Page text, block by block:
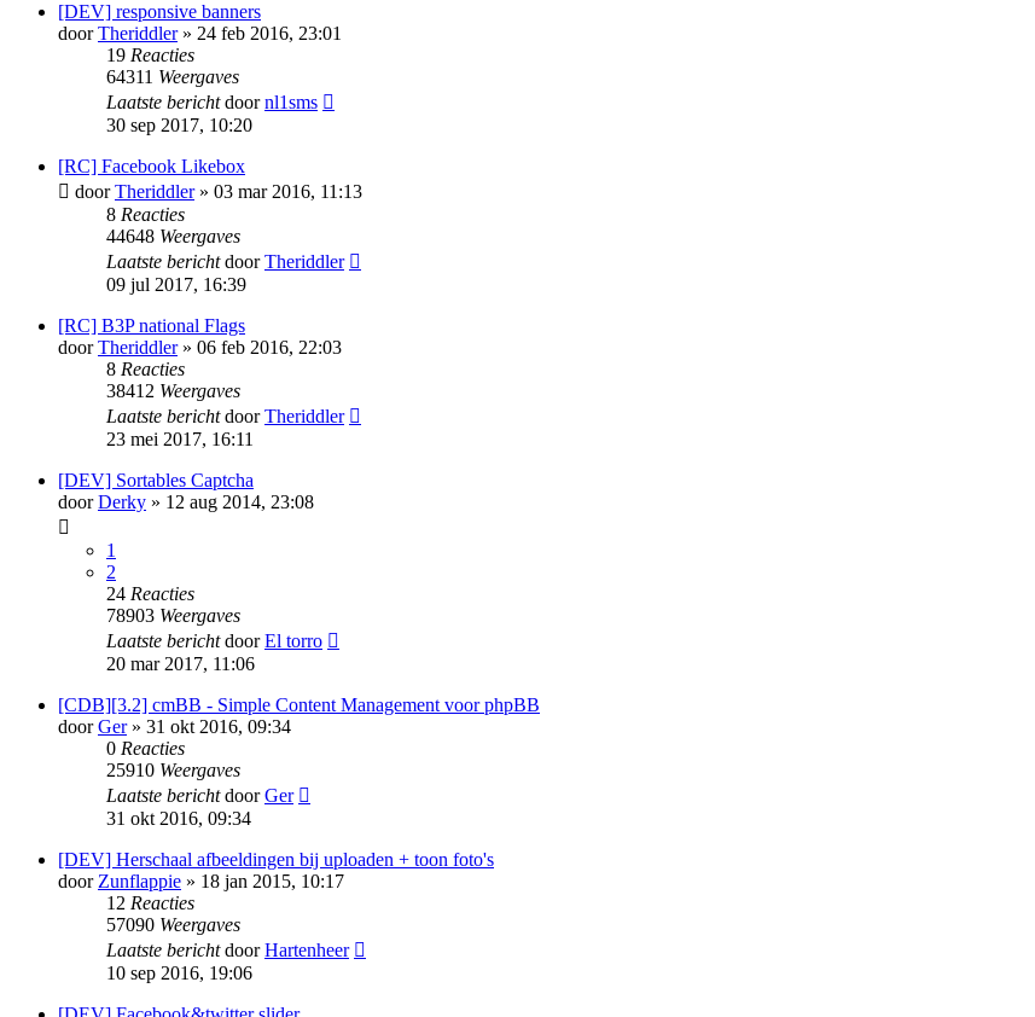
[DEV] responsive banners
doorTheriddler» 24 feb 2016, 23:01
19 Reacties
64311 Weergaves
Laatste berichtdoornl1sms
30 sep 2017, 10:20
[RC] Facebook Likebox
doorTheriddler» 03 mar 2016, 11:13
8 Reacties
44648 Weergaves
Laatste berichtdoorTheriddler
09 jul 2017, 16:39
[RC] B3P national Flags
doorTheriddler» 06 feb 2016, 22:03
8 Reacties
38412 Weergaves
Laatste berichtdoorTheriddler
23 mei 2017, 16:11
[DEV] Sortables Captcha
doorDerky » 12 aug 2014, 23:08
1
2
24 Reacties
78903 Weergaves
Laatste berichtdoorEl torro
20 mar 2017, 11:06
[CDB][3.2] cmBB - Simple Content Management voor phpBB
doorGer» 31 okt 2016, 09:34
0 Reacties
25910 Weergaves
Laatste berichtdoorGer
31 okt 2016, 09:34
[DEV] Herschaal afbeeldingen bij uploaden + toon foto's
doorZunflappie » 18 jan 2015, 10:17
12 Reacties
57090 Weergaves
Laatste berichtdoorHartenheer
10 sep 2016, 19:06